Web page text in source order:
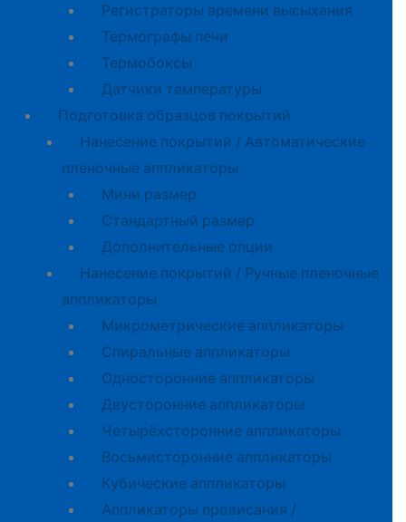
Регистраторы времени высыхания
Термографы печи
Термобоксы
Датчики температуры
Подготовка образцов покрытий
Нанесение покрытий / Автоматические
пленочные аппликаторы
Мини размер
Стандартный размер
Дополнительные опции
Нанесение покрытий / Ручные пленочные
аппликаторы
Микрометрические аппликаторы
Спиральные аппликаторы
Односторонние аппликаторы
Двусторонние аппликаторы
Четырёхсторонние аппликаторы
Восьмисторонние аппликаторы
Кубические аппликаторы
Аппликаторы провисания /